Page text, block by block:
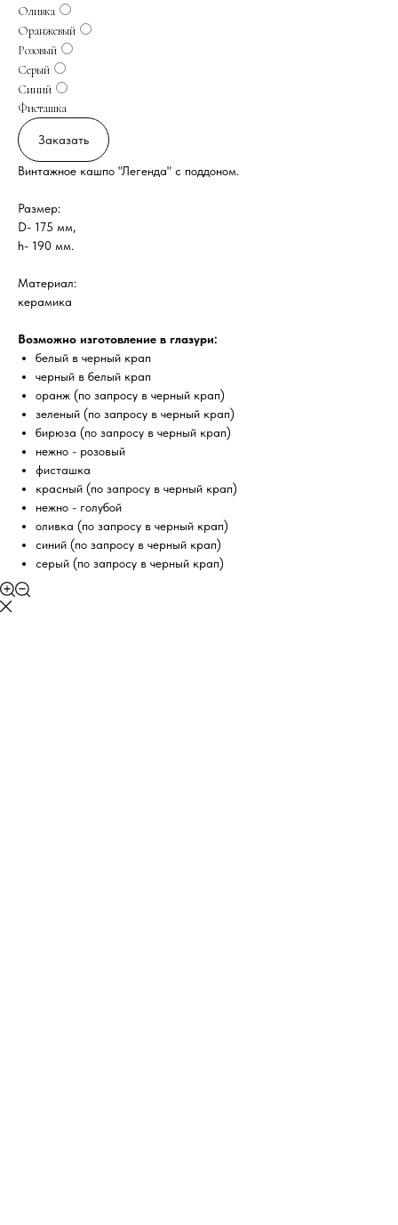
Оливка
Оранжевый
Розовый
Серый
Синий
Фисташка
Заказать
Винтажное кашпо "Легенда" с поддоном.
Размер:
D- 175 мм,
h- 190 мм.
Материал:
керамика
Возможно изготовление в глазури:
белый в черный крап
черный в белый крап
оранж (по запросу в черный крап)
зеленый (по запросу в черный крап)
бирюза (по запросу в черный крап)
нежно - розовый
фисташка
красный (по запросу в черный крап)
нежно - голубой
оливка (по запросу в черный крап)
синий (по запросу в черный крап)
серый (по запросу в черный крап)